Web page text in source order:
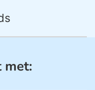
met: